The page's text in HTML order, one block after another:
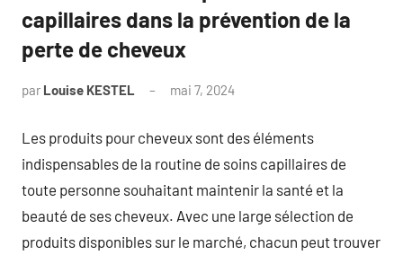
capillaires dans la prévention de la
perte de cheveux
par Louise KESTEL mai 7, 2024
Les produits pour cheveux sont des éléments
indispensables de la routine de soins capillaires de
toute personne souhaitant maintenir la santé et la
beauté de ses cheveux. Avec une large sélection de
produits disponibles sur le marché, chacun peut trouver